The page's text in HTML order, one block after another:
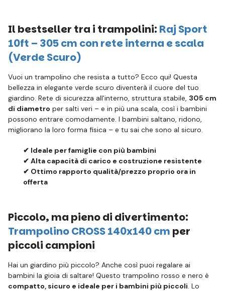
Il bestseller tra i trampolini: Raj Sport
10ft – 305 cm con rete interna e scala
(Verde Scuro)
Vuoi un trampolino che resista a tutto? Ecco qui! Questa
bellezza in elegante verde scuro diventerà il cuore del tuo
giardino. Rete di sicurezza all'interno, struttura stabile, 305 cm
di diametro per salti veri – e in più una scala, così i bambini
possono entrare comodamente. I bambini saltano, ridono,
migliorano la loro forma fisica – e tu sai che sono al sicuro.
✔ Ideale per famiglie con più bambini
✔ Alta capacità di carico e costruzione resistente
✔ Ottimo rapporto qualità/prezzo proprio ora in
offerta
Piccolo, ma pieno di divertimento:
Trampolino CROSS 140x140 cm per
piccoli campioni
Hai un giardino più piccolo? Anche così puoi regalare ai
bambini la gioia di saltare! Questo trampolino rosso e nero è
compatto, sicuro e ideale per i bambini più piccoli. Lo